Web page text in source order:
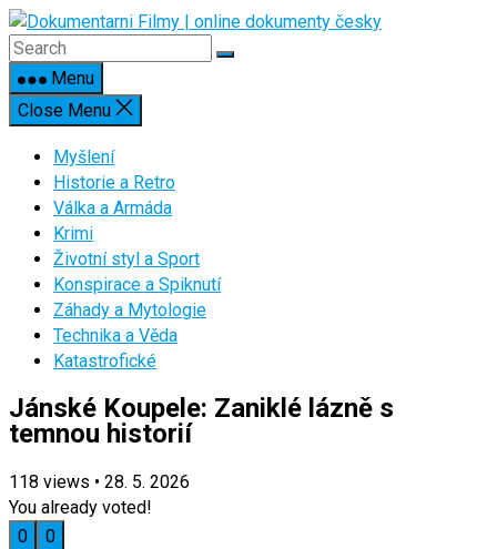
Skip
to
contentMenu
Close Menu
Myšlení
Historie a Retro
Válka a Armáda
Krimi
Životní styl a Sport
Konspirace a Spiknutí
Záhady a Mytologie
Technika a Věda
Katastrofické
Jánské Koupele: Zaniklé lázně s
temnou historií
118 views • 28. 5. 2026
You already voted!
0
0